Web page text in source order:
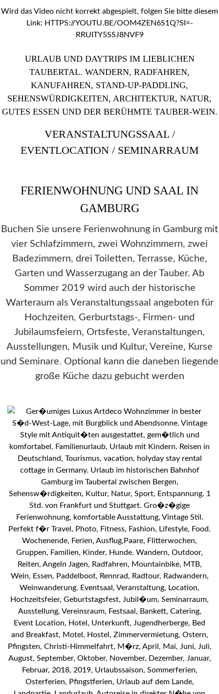
Wird das Video nicht korrekt abgespielt, folgen Sie bitte diesem
Link: HTTPS://YOUTU.BE/OOM4ZEN6S1Q?SI=-
RRUITY5SSJ8NVF9
URLAUB UND DAYTRIPS IM LIEBLICHEN
TAUBERTAL. WANDERN, RADFAHREN,
KANUFAHREN, STAND-UP-PADDLING,
SEHENSWÜRDIGKEITEN, ARCHITEKTUR, NATUR,
GUTES ESSEN UND DER BERÜHMTE TAUBER-WEIN.
VERANSTALTUNGSSAAL /
EVENTLOCATION / SEMINARRAUM
FERIENWOHNUNG UND SAAL IN
GAMBURG
Buchen Sie unsere Ferienwohnung in Gamburg mit
vier Schlafzimmern, zwei Wohnzimmern, zwei
Badezimmern, drei Toiletten, Terrasse, Küche,
Garten und Wasserzugang an der Tauber. Ab
Sommer 2019 wird auch der historische
Warteraum als Veranstaltungssaal angeboten für
Hochzeiten, Gerburtstags-, Firmen- und
Jubilaumsfeiern, Ortsfeste, Veranstaltungen,
Ausstellungen, Musik und Kultur, Vereine, Kurse
und Seminare. Optional kann die daneben liegende
große Küche dazu gebucht werden